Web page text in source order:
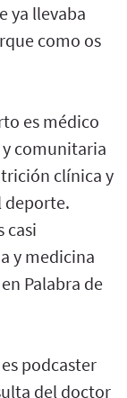
ya llevaba
como os
es médico
comunitaria
clínica y
deporte.
casi
y medicina
Palabra de
podcaster
del doctor